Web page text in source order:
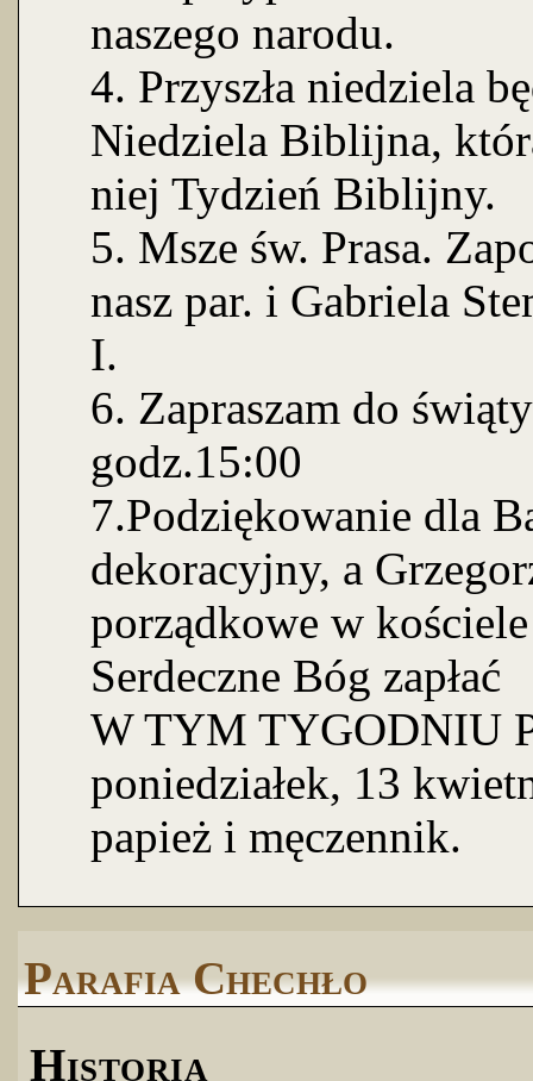
Parafia Chechło
Historia
naszego narodu.
4. Przyszła niedziela
Niedziela Biblijna,
niej Tydzień Biblijny.
5. Msze św. Prasa.
nasz par. i Gabriela
I.
6. Zapraszam do
godz.15:00
7.Podziękowanie dla
dekoracyjny, a
porządkowe w
Serdeczne Bóg zapłać
W TYM TYGODNIU
poniedziałek, 13
papież i męczennik.